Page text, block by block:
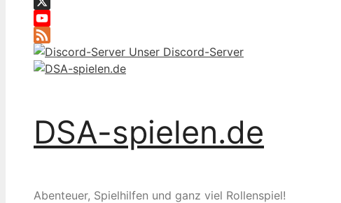
X
YouTube
Feed
Unser Discord-Server
DSA-spielen.de
Abenteuer, Spielhilfen und ganz viel Rollenspiel!